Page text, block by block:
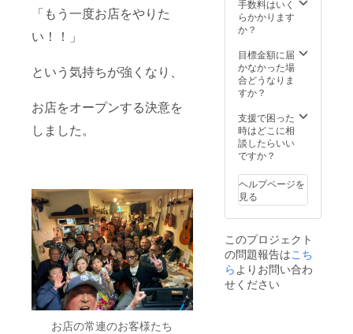
「もう一度お店をやりた
い！！」
という気持ちが強くなり、
お店をオープンする決意を
しました。
お店の常連のお客様たち
手数料はいく
らかかります
か？
目標金額に届
かなかった場
合どうなりま
すか？
支援で困った
時はどこに相
談したらいい
ですか？
ヘルプページを
見る
このプロジェクト
の問題報告はこち
らよりお問い合わ
せください